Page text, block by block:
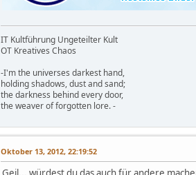
IT Kultführung Ungeteilter Kult
OT Kreatives Chaos
-I'm the universes darkest hand,
holding shadows, dust and sand;
the darkness behind every door,
the weaver of forgotten lore. -
Oktober 13, 2012, 22:19:52